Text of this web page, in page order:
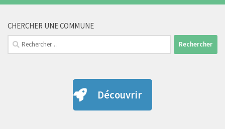
CHERCHER UNE COMMUNE
Rechercher :
Découvrir